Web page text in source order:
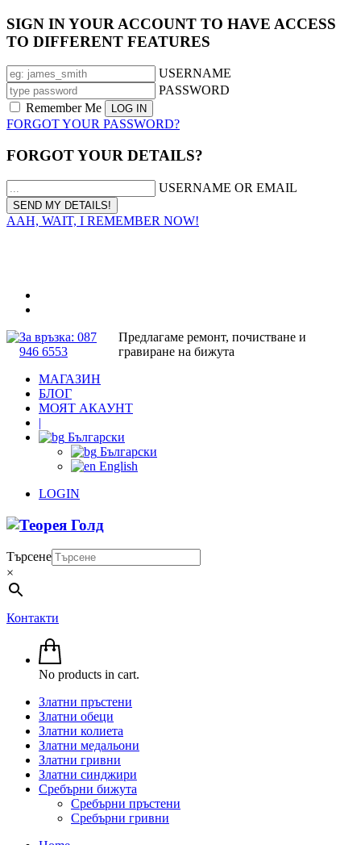
SIGN IN YOUR ACCOUNT TO HAVE ACCESS
TO DIFFERENT FEATURES
USERNAME
PASSWORD
Remember Me
FORGOT YOUR PASSWORD?
FORGOT YOUR DETAILS?
USERNAME OR EMAIL
AAH, WAIT, I REMEMBER NOW!
За връзка: 087
946 6553
Предлагаме ремонт, почистване и
гравиране на бижута
МАГАЗИН
БЛОГ
МОЯТ АКАУНТ
|
Български
Български
English
LOGIN
Търсене
×
Контакти
No products in cart.
Златни пръстени
Златни обеци
Златни колиета
Златни медальони
Златни гривни
Златни синджири
Сребърни бижута
Сребърни пръстени
Сребърни гривни